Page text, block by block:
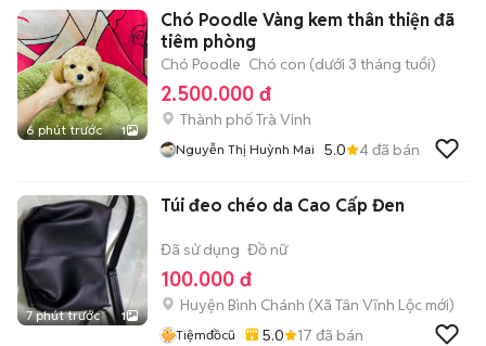
6 phút trước 1
Chó Poodle Vàng kem thân thiện đã
tiêm phòng
Chó Poodle Chó con (dưới 3 tháng tuổi)
2.500.000 đ
Thành phố Trà Vinh
Nguyễn Thị Huỳnh Mai 5.0 4đã bán
7 phút trước 1
Túi đeo chéo da Cao Cấp Đen
Đã sử dụng Đồ nữ
100.000 đ
Huyện Bình Chánh (Xã Tân Vĩnh Lộc mới)
Tiệmđồcũ 5.0 17 đã bán